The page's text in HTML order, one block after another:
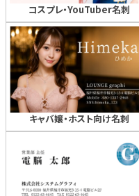
コスプレ・YouTuber名刺
キャバ嬢・ホスト向け名刺